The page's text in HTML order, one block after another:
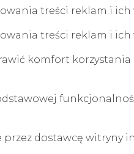
treści reklam i ich
treści reklam i ich
komfort
przez dostawcę